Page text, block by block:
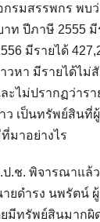
รมสรรพกร พบ
าท ปีภาษี 2555 มี
มีรายได้
วหา มีรายได้ไม่
ะไม่ปรากฏว่ารา
ว เป็นทรัพย์สินที่
มาอย่างไร
.ช. พิจารณาแล้
ยดำรง นพรัตน์
ยมีทรัพย์สินมากผิ